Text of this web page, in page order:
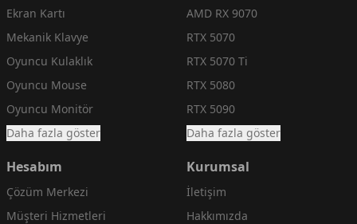
Ekran Kartı
Mekanik Klavye
Oyuncu Kulaklık
Oyuncu Mouse
Oyuncu Monitör
Daha fazla göster
AMD RX 9070
RTX 5070
RTX 5070 Ti
RTX 5080
RTX 5090
Daha fazla göster
Hesabım
Çözüm Merkezi
Müşteri Hizmetleri
Kurumsal
İletişim
Hakkımızda